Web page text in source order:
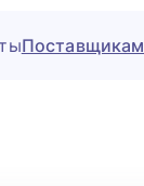
Поставщикам